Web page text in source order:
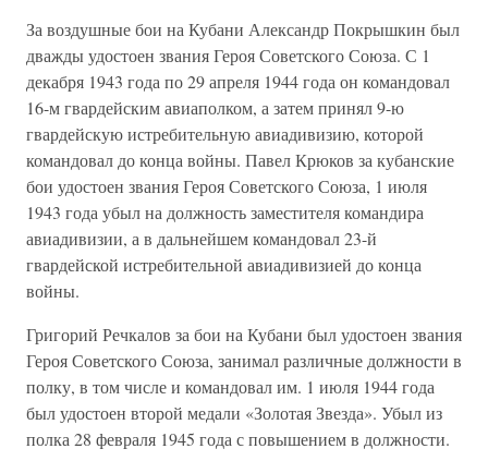
За воздушные бои на Кубани Александр Покрышкин был
дважды удостоен звания Героя Советского Союза. С 1
декабря 1943 года по 29 апреля 1944 года он командовал
16-м гвардейским авиаполком, а затем принял 9-ю
гвардейскую истребительную авиадивизию, которой
командовал до конца войны. Павел Крюков за кубанские
бои удостоен звания Героя Советского Союза, 1 июля
1943 года убыл на должность заместителя командира
авиадивизии, а в дальнейшем командовал 23-й
гвардейской истребительной авиадивизией до конца
войны.
Григорий Речкалов за бои на Кубани был удостоен звания
Героя Советского Союза, занимал различные должности в
полку, в том числе и командовал им. 1 июля 1944 года
был удостоен второй медали «Золотая Звезда». Убыл из
полка 28 февраля 1945 года с повышением в должности.